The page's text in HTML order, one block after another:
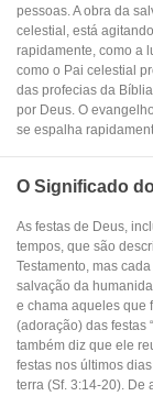
pessoas. A obra da
celestial, está
rapidamente, como a
como o Pai celestial
das profecias da
por Deus. O
se espalha
O Significado
As festas de Deus,
tempos, que são
Testamento, mas
salvação da
e chama aqueles que
(adoração) das festas
também diz que ele
festas nos últimos
terra (Sf. 3:14-20). De